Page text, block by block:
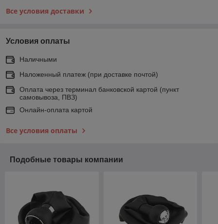
Все условия доставки
Условия оплаты
Наличными
Наложенный платеж (при доставке почтой)
Оплата через терминал банковской картой (пункт
самовывоза, ПВЗ)
Онлайн-оплата картой
Все условия оплаты
Подобные товары компании